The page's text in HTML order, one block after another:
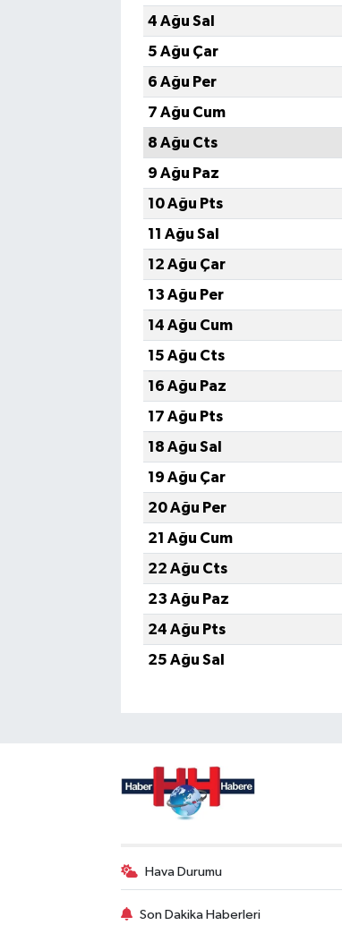
4 Ağu Sal
5 Ağu Çar
6 Ağu Per
7 Ağu Cum
8 Ağu Cts
9 Ağu Paz
10 Ağu Pts
11 Ağu Sal
12 Ağu Çar
13 Ağu Per
14 Ağu Cum
15 Ağu Cts
16 Ağu Paz
17 Ağu Pts
18 Ağu Sal
19 Ağu Çar
20 Ağu Per
21 Ağu Cum
22 Ağu Cts
23 Ağu Paz
24 Ağu Pts
25 Ağu Sal
Hava Durumu
Son Dakika Haberleri